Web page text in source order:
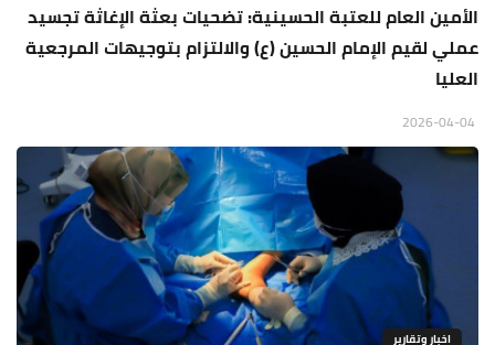
الأمين العام للعتبة الحسينية: تضحيات بعثة الإغاثة تجسيد
عملي لقيم الإمام الحسين (ع) والالتزام بتوجيهات المرجعية
العليا
اخبار وتقارير